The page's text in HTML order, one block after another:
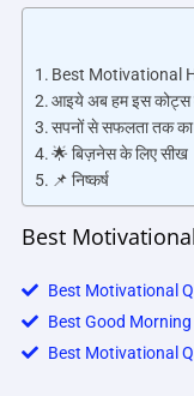
Best Motivational
आइये अब हम इस
सपनों से सफलता तक
🌟 बिज़नेस के लिए सीख
📌 निष्कर्ष
Best
Best Motivational
Best Good
Best Motivational